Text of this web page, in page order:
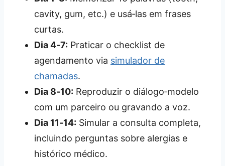
cavity, gum, etc.) e usá‑las em frases
curtas.
Dia 4‑7: Praticar o checklist de
agendamento via simulador de
chamadas.
Dia 8‑10: Reproduzir o diálogo‑modelo
com um parceiro ou gravando a voz.
Dia 11‑14: Simular a consulta completa,
incluindo perguntas sobre alergias e
histórico médico.